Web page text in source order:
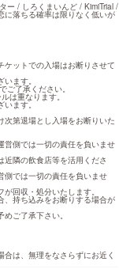
ー / しろくまいんど / KimiTrial /
落ちる確率は限りなく低いが
ットでの入場はお断りさせて
ます。
了承ください。
は重なります。
ます。
第退場とし入場をお断りいた
営側では一切の責任を負いませ
隣の飲食店等を活用くださ
側では一切の責任を負いませ
回収・処分いたします。
、持ち込みをお断りする場合が
ご了承下さい。
は、無理をなさらずにお近く